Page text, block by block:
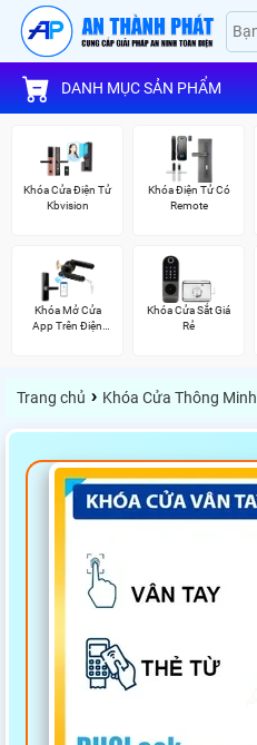
DANH MỤC SẢN PHẨM
Khóa Cửa Điện Tử
Kbvision
Khóa Điện Tử Có
Remote
Khóa Mở Cửa
App Trên Điện
Khóa Cửa Sắt Giá
Rẻ
Trang chủ › Khóa Cửa Thông Minh